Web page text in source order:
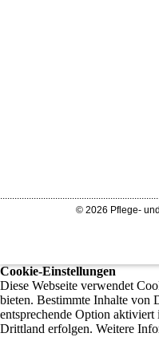
© 2026 Pflege-
Cookie-Einstellungen
Diese Webseite verwendet
bieten. Bestimmte Inhalte von
entsprechende Option
Drittland erfolgen. Weitere